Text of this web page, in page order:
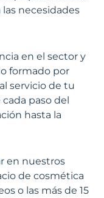
necesidades
en el sector y
formado por
servicio de tu
paso del
hasta la
en nuestros
de cosmética
o las más de 15